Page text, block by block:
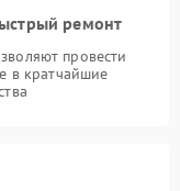
ремонт
провести
в кратчайшие